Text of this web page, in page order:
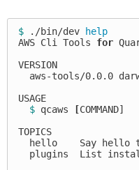
$ ./bin/dev
AWS Cli Tools for
VERSION
aws-tools/0.0.0
USAGE
$ qcaws [COMMAND]
TOPICS
hello    Say hello
plugins  List